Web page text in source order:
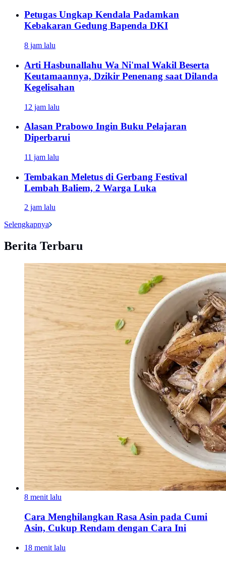
Petugas Ungkap Kendala Padamkan
Kebakaran Gedung Bapenda DKI
8 jam lalu
Arti Hasbunallahu Wa Ni'mal Wakil Beserta
Keutamaannya, Dzikir Penenang saat Dilanda
Kegelisahan
12 jam lalu
Alasan Prabowo Ingin Buku Pelajaran
Diperbarui
11 jam lalu
Tembakan Meletus di Gerbang Festival
Lembah Baliem, 2 Warga Luka
2 jam lalu
Selengkapnya
Berita Terbaru
8 menit lalu
Cara Menghilangkan Rasa Asin pada Cumi
Asin, Cukup Rendam dengan Cara Ini
18 menit lalu